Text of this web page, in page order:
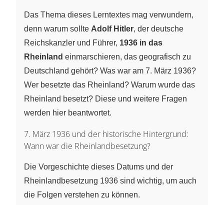
Das Thema dieses Lerntextes mag verwundern,
denn warum sollte Adolf Hitler, der deutsche
Reichskanzler und Führer, 1936 in das
Rheinland einmarschieren, das geografisch zu
Deutschland gehört? Was war am 7. März 1936?
Wer besetzte das Rheinland? Warum wurde das
Rheinland besetzt? Diese und weitere Fragen
werden hier beantwortet.
7. März 1936 und der historische Hintergrund:
Wann war die Rheinlandbesetzung?
Die Vorgeschichte dieses Datums und der
Rheinlandbesetzung 1936 sind wichtig, um auch
die Folgen verstehen zu können.